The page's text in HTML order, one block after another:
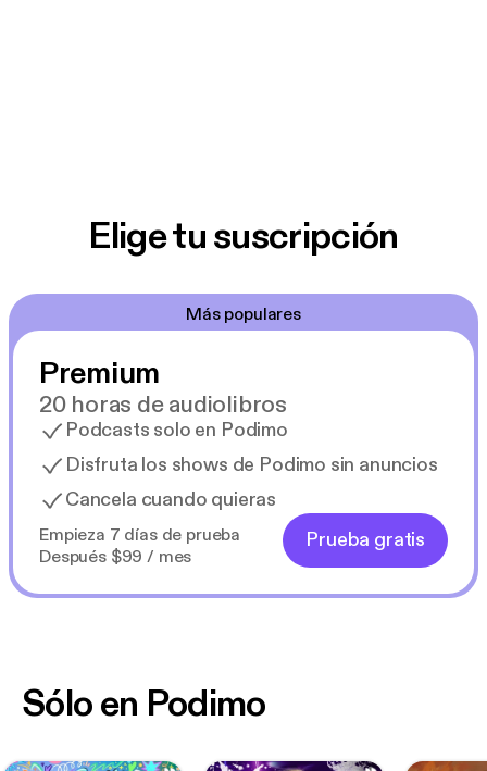
Elige tu suscripción
Más populares
Premium
20 horas de audiolibros
Podcasts solo en Podimo
Disfruta los shows de Podimo sin anuncios
Cancela cuando quieras
Empieza 7 días de prueba
Después $99 / mes
Prueba gratis
Sólo en Podimo